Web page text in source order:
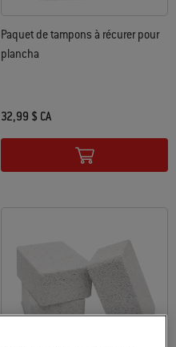
Paquet de tampons à récurer pour
plancha
32,99 $ CA
Color Options